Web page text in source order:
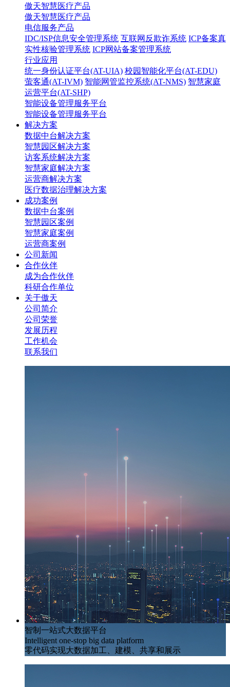
傲天智慧医疗产品
傲天智慧医疗产品
电信服务产品
IDC/ISP信息安全管理系统 互联网反欺诈系统 ICP备案真
实性核验管理系统 ICP网站备案管理系统
行业应用
统一身份认证平台(AT-UIA) 校园智能化平台(AT-EDU)
萤客通(AT-IVM) 智能网管监控系统(AT-NMS) 智慧家庭
运营平台(AT-SHP)
智能设备管理服务平台
智能设备管理服务平台
解决方案
数据中台解决方案
智慧园区解决方案
访客系统解决方案
智慧家庭解决方案
运营商解决方案
医疗数据治理解决方案
成功案例
数据中台案例
智慧园区案例
智慧家庭案例
运营商案例
公司新闻
合作伙伴
成为合作伙伴
科研合作单位
关于傲天
公司简介
公司荣誉
发展历程
工作机会
联系我们
智制一站式大数据平台
Intelligent one-stop big data platform
零代码实现大数据加工、建模、共享和展示